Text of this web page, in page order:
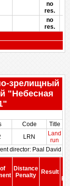
no
res.
no
res.
зрелищный
"Небесная
Code Title
LRN
Land
run
director: Paal David
Distance
Penalty
Result